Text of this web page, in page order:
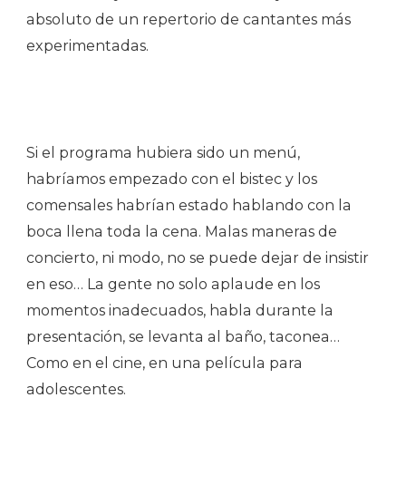
absoluto de un repertorio de cantantes más
experimentadas.
Si el programa hubiera sido un menú,
habríamos empezado con el bistec y los
comensales habrían estado hablando con la
boca llena toda la cena. Malas maneras de
concierto, ni modo, no se puede dejar de insistir
en eso… La gente no solo aplaude en los
momentos inadecuados, habla durante la
presentación, se levanta al baño, taconea…
Como en el cine, en una película para
adolescentes.